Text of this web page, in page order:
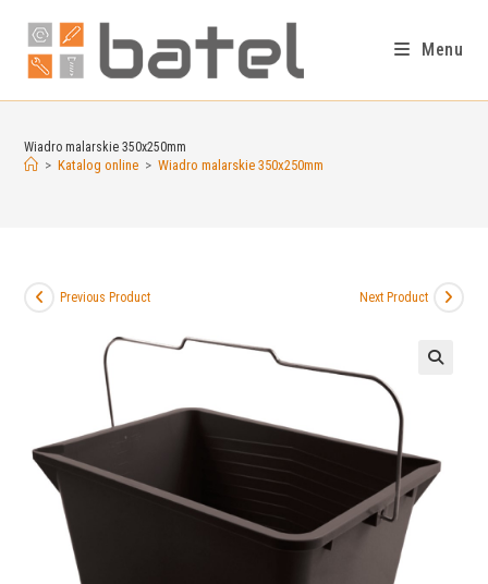
Menu
Wiadro malarskie 350x250mm
> Katalog online > Wiadro malarskie 350x250mm
Previous Product Next Product